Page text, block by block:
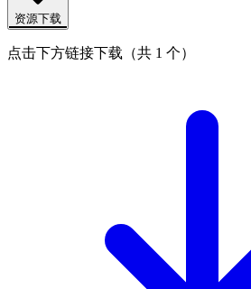
资源下载
点击下方链接下载（共 1 个）